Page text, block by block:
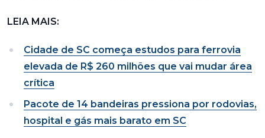
LEIA MAIS:
Cidade de SC começa estudos para ferrovia
elevada de R$ 260 milhões que vai mudar área
crítica
Pacote de 14 bandeiras pressiona por rodovias,
hospital e gás mais barato em SC